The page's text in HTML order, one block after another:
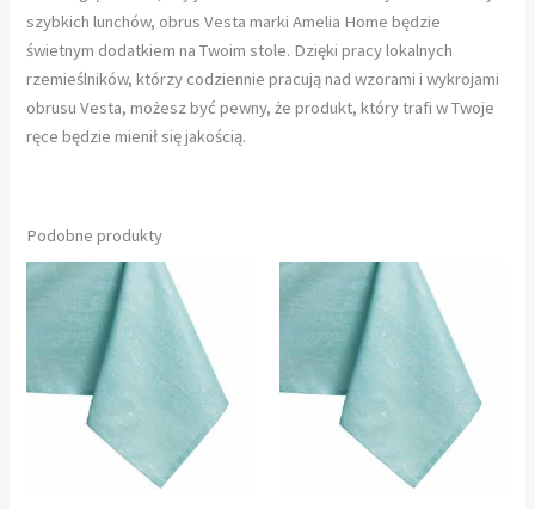
szybkich lunchów, obrus Vesta marki Amelia Home będzie
świetnym dodatkiem na Twoim stole. Dzięki pracy lokalnych
rzemieślników, którzy codziennie pracują nad wzorami i wykrojami
obrusu Vesta, możesz być pewny, że produkt, który trafi w Twoje
ręce będzie mienił się jakością.
Podobne produkty